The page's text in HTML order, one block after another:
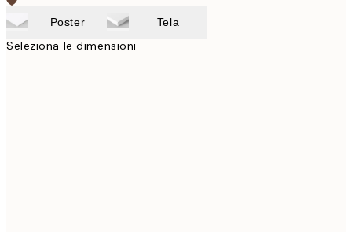
Poster Tela
Seleziona le dimensioni